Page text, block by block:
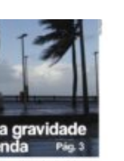
Agosto De